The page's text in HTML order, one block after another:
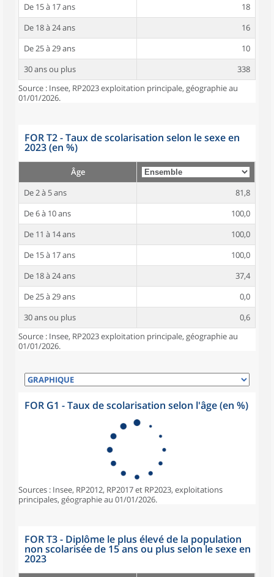
De 15 à 17 ans
18
De 18 à 24 ans
16
De 25 à 29 ans
10
30 ans ou plus
338
Source : Insee, RP2023 exploitation principale, géographie au
01/01/2026.
FOR T2 - Taux de scolarisation selon le sexe en
2023 (en %)
Âge
De 2 à 5 ans
81,8
De 6 à 10 ans
100,0
De 11 à 14 ans
100,0
De 15 à 17 ans
100,0
De 18 à 24 ans
37,4
De 25 à 29 ans
0,0
30 ans ou plus
0,6
Source : Insee, RP2023 exploitation principale, géographie au
01/01/2026.
FOR G1 - Taux de scolarisation selon l'âge (en %)
Sources : Insee, RP2012, RP2017 et RP2023, exploitations
principales, géographie au 01/01/2026.
FOR T3 - Diplôme le plus élevé de la population
non scolarisée de 15 ans ou plus selon le sexe en
2023